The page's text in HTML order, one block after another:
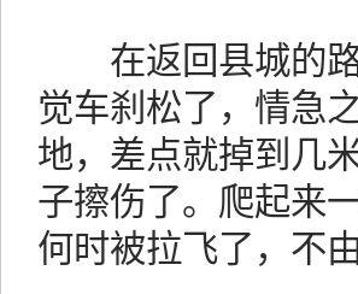
在返回县城的路
觉车刹松了，情急
地，差点就掉到几
子擦伤了。爬起来
何时被拉飞了，不